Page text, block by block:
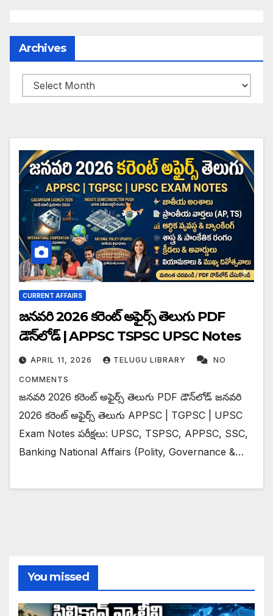
Archives
Archives
CURRENT AFFAIRS
జనవరి 2026 కరెంట్ అఫైర్స్ తెలుగు PDF
డౌన్‌లోడ్ | APPSC TSPSC UPSC Notes
APRIL 11, 2026 TELUGU LIBRARY NO
COMMENTS
జనవరి 2026 కరెంట్ అఫైర్స్ తెలుగు PDF డౌన్‌లోడ్ జనవరి
2026 కరెంట్ అఫైర్స్ తెలుగు APPSC | TGPSC | UPSC
Exam Notes పరీక్షలు: UPSC, TSPSC, APPSC, SSC,
Banking National Affairs (Polity, Governance &…
You missed